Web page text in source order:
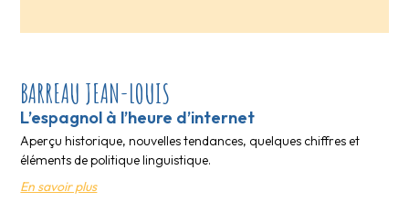
BARREAU JEAN-LOUIS
L’espagnol à l’heure d’internet
Aperçu historique, nouvelles tendances, quelques chiffres et
éléments de politique linguistique.
En savoir plus